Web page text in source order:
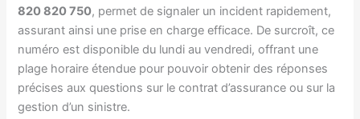
820 820 750, permet de signaler un incident rapidement,
assurant ainsi une prise en charge efficace. De surcroît, ce
numéro est disponible du lundi au vendredi, offrant une
plage horaire étendue pour pouvoir obtenir des réponses
précises aux questions sur le contrat d’assurance ou sur la
gestion d’un sinistre.